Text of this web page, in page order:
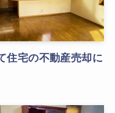
住宅の不動産売却に